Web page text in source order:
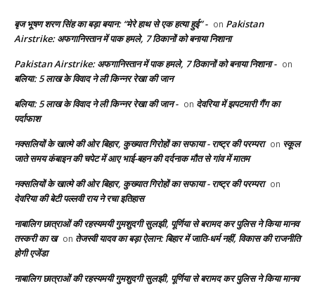
बृज भूषण शरण सिंह का बड़ा बयान: “मेरे हाथ से एक हत्या हुई” - on Pakistan
Airstrike: अफगानिस्तान में पाक हमले, 7 ठिकानों को बनाया निशाना
Pakistan Airstrike: अफगानिस्तान में पाक हमले, 7 ठिकानों को बनाया निशाना - on
बलिया: 5 लाख के विवाद ने ली किन्नर रेखा की जान
बलिया: 5 लाख के विवाद ने ली किन्नर रेखा की जान - on देवरिया में झपटमारी गैंग का
पर्दाफाश
नक्सलियों के खात्मे की ओर बिहार, कुख्यात गिरोहों का सफाया - राष्ट्र की परम्परा on स्कूल
जाते समय कंबाइन की चपेट में आए भाई-बहन की दर्दनाक मौत से गांव में मातम
नक्सलियों के खात्मे की ओर बिहार, कुख्यात गिरोहों का सफाया - राष्ट्र की परम्परा on
देवरिया की बेटी पल्लवी राय ने रचा इतिहास
नाबालिग छात्राओं की रहस्यमयी गुमशुदगी सुलझी, पूर्णिया से बरामद कर पुलिस ने किया मानव
तस्करी का ख on तेजस्वी यादव का बड़ा ऐलान: बिहार में जाति-धर्म नहीं, विकास की राजनीति
होगी एजेंडा
नाबालिग छात्राओं की रहस्यमयी गुमशुदगी सुलझी, पूर्णिया से बरामद कर पुलिस ने किया मानव